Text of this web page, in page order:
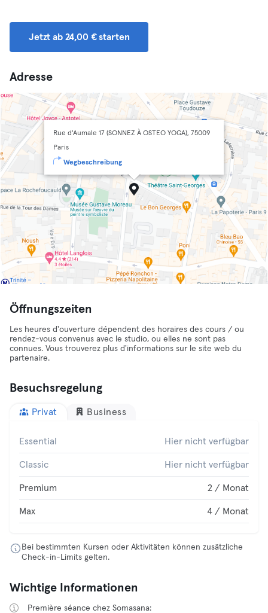
Jetzt ab 24,00 € starten
Adresse
Rue d'Aumale 17 (SONNEZ À OSTEO YOGA), 75009
Paris
Wegbeschreibung
Öffnungszeiten
Les heures d'ouverture dépendent des horaires des cours / ou
rendez-vous convenus avec le studio, ou elles ne sont pas
connues. Vous trouverez plus d'informations sur le site web du
partenaire.
Besuchsregelung
Privat Business
Essential Hier nicht verfügbar
Classic Hier nicht verfügbar
Premium 2 / Monat
Max 4 / Monat
Bei bestimmten Kursen oder Aktivitäten können zusätzliche
Check-in-Limits gelten.
Wichtige Informationen
Première séance chez Somasana: